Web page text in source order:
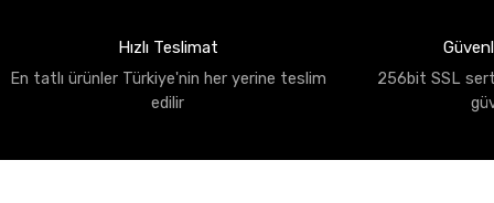
Hızlı Teslimat
En tatlı ürünler Türkiye'nin her yerine teslim
edilir
256bit SSL